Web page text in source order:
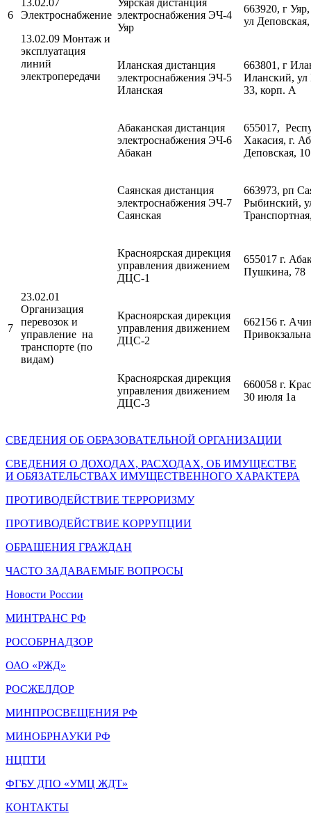
6
Электроснабжение
13.02.09 Монтаж и
эксплуатация
линий
электропередачи
электроснабжения ЭЧ-4
Уяр
663920, г
ул
Иланская дистанция
электроснабжения ЭЧ-5
Иланская
663801, г
Иланский,
33, корп. А
Абаканская дистанция
электроснабжения ЭЧ-6
Абакан
655017,
Хакасия, г.
Деповская,
Саянская дистанция
электроснабжения ЭЧ-7
Саянская
663973, рп
Рыбинский,
7
23.02.01
Организация
перевозок и
управление на
транспорте (по
видам)
Красноярская дирекция
управления движением
ДЦС-1
655017 г.
Пушкина, 78
Красноярская дирекция
управления движением
ДЦС-2
662156 г.
Красноярская дирекция
управления движением
ДЦС-3
660058 г.
30 июля 1а
СВЕДЕНИЯ ОБ ОБРАЗОВАТЕЛЬНОЙ ОРГАНИЗАЦИИ
СВЕДЕНИЯ О ДОХОДАХ, РАСХОДАХ, ОБ ИМУЩЕСТВЕ
И ОБЯЗАТЕЛЬСТВАХ ИМУЩЕСТВЕННОГО ХАРАКТЕРА
ПРОТИВОДЕЙСТВИЕ ТЕРРОРИЗМУ
ПРОТИВОДЕЙСТВИЕ КОРРУПЦИИ
ОБРАЩЕНИЯ ГРАЖДАН
ЧАСТО ЗАДАВАЕМЫЕ ВОПРОСЫ
Новости России
МИНТРАНС РФ
РОСОБРНАДЗОР
ОАО «РЖД»
РОСЖЕЛДОР
МИНПРОСВЕЩЕНИЯ РФ
МИНОБРНАУКИ РФ
НЦПТИ
ФГБУ ДПО «УМЦ ЖДТ»
КОНТАКТЫ